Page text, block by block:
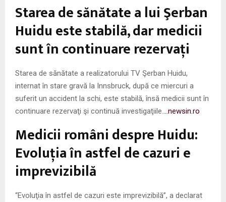
Starea de sănătate a lui Şerban
Huidu este stabilă, dar medicii
sunt în continuare rezervaţi
Starea de sănătate a realizatorului TV Şerban Huidu,
internat în stare gravă la Innsbruck, după ce miercuri a
suferit un accident la schi, este stabilă, însă medicii sunt în
continuare rezervaţi şi continuă investigaţiile.
…newsin.ro
Medicii români despre Huidu:
Evoluţia în astfel de cazuri e
imprevizibilă
“Evoluţia în astfel de cazuri este imprevizibilă”, a declarat